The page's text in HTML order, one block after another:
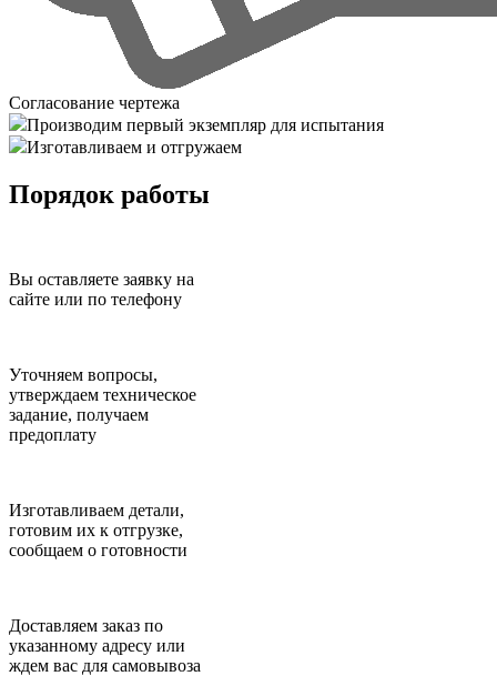
Согласование чертежа
Производим первый экземпляр для испытания
Изготавливаем и отгружаем
Порядок работы
Вы оставляете заявку на
сайте или по телефону
Уточняем вопросы,
утверждаем техническое
задание, получаем
предоплату
Изготавливаем детали,
готовим их к отгрузке,
сообщаем о готовности
Доставляем заказ по
указанному адресу или
ждем вас для самовывоза